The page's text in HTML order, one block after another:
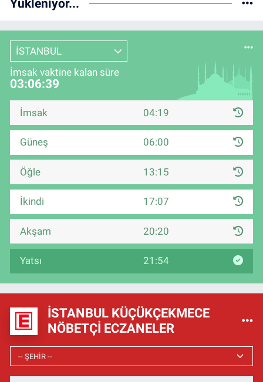
Yükleniyor...
İSTANBUL
İmsak vaktine kalan süre
03:06:38
İmsak 04:19
Güneş 06:00
Öğle 13:15
İkindi 17:07
Akşam 20:20
Yatsı 21:54
İSTANBUL KÜÇÜKÇEKMECE
NÖBETÇI ECZANELER